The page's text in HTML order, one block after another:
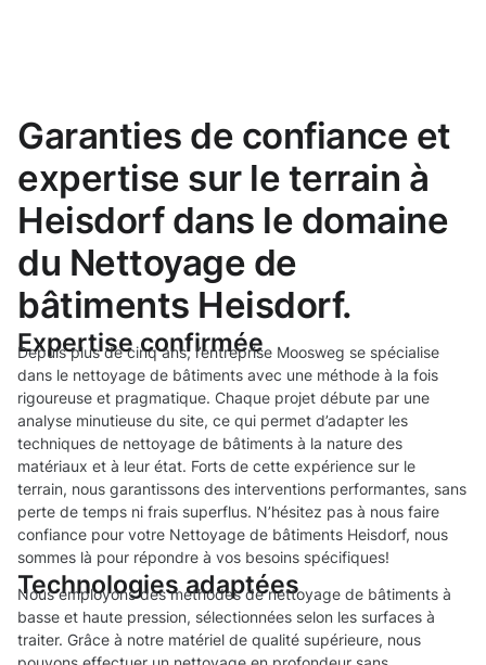
Garanties de confiance et
expertise sur le terrain à
Heisdorf dans le domaine
du Nettoyage de
bâtiments Heisdorf.
Expertise confirmée
Depuis plus de cinq ans, l’entreprise Moosweg se spécialise
dans le nettoyage de bâtiments avec une méthode à la fois
rigoureuse et pragmatique. Chaque projet débute par une
analyse minutieuse du site, ce qui permet d’adapter les
techniques de nettoyage de bâtiments à la nature des
matériaux et à leur état. Forts de cette expérience sur le
terrain, nous garantissons des interventions performantes, sans
perte de temps ni frais superflus. N’hésitez pas à nous faire
confiance pour votre Nettoyage de bâtiments Heisdorf, nous
sommes là pour répondre à vos besoins spécifiques!
Technologies adaptées
Nous employons des méthodes de nettoyage de bâtiments à
basse et haute pression, sélectionnées selon les surfaces à
traiter. Grâce à notre matériel de qualité supérieure, nous